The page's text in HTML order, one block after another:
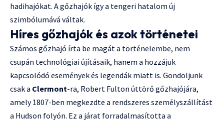
hadihajókat. A gőzhajók így a tengeri hatalom új
szimbólumává váltak.
Híres gőzhajók és azok történetei
Számos gőzhajó írta be magát a történelembe, nem
csupán technológiai újításaik, hanem a hozzájuk
kapcsolódó események és legendák miatt is. Gondoljunk
csak a Clermont-ra, Robert Fulton úttörő gőzhajójára,
amely 1807-ben megkezdte a rendszeres személyszállítást
a Hudson folyón. Ez a járat forradalmasította a